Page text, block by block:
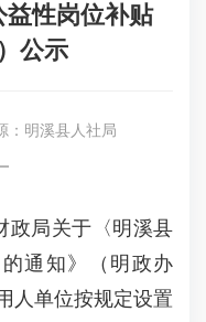
益性岗位补贴
公示
：明溪县人社局
局关于〈明溪县
通知》（明政办
人单位按规定设置